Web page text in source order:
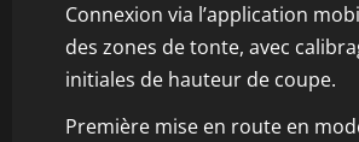
Connexion via l’application
des zones de tonte, avec
initiales de hauteur de coupe.
Première mise en route en